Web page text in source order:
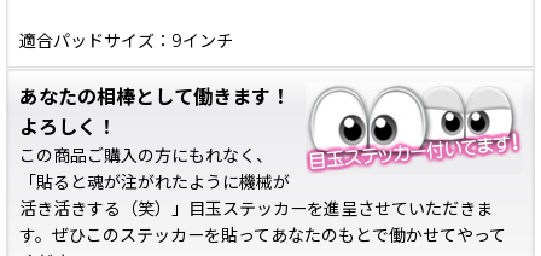
適合パッドサイズ：9インチ
あなたの相棒として働きます！
よろしく！
この商品ご購入の方にもれなく、
「貼ると魂が注がれたように機械が
活き活きする（笑）」目玉ステッカーを進呈させていただきま
す。ぜひこのステッカーを貼ってあなたのもとで働かせてやって